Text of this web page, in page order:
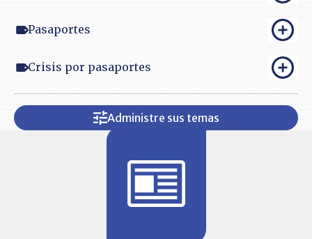
Pasaportes
Crisis por pasaportes
Administre sus temas